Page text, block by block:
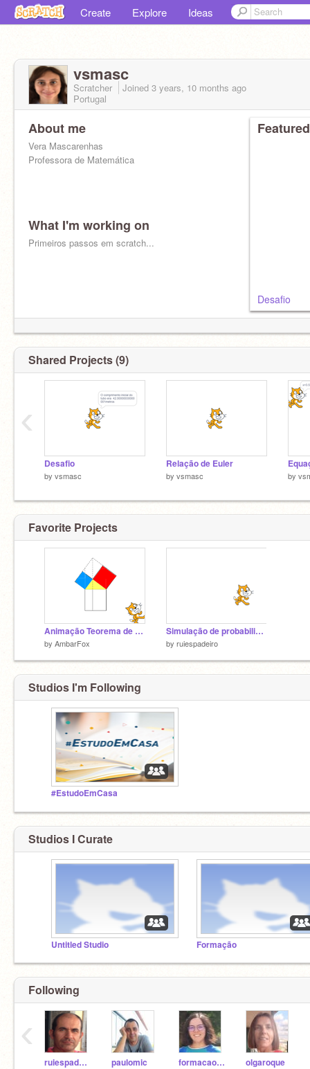
Create Explore Ideas
vsmasc
Scratcher Joined 3 years, 10 months ago
Portugal
About me
Vera Mascarenhas
Professora de Matemática
What I'm working on
Primeiros passos em scratch...
Desafio
Shared Projects (9)
Desafio
by vsmasc
Relação de Euler
by vsmasc by
‹
Favorite Projects
Animação Teorema de Pitagoras
by AmbarFox
Simulação de probabilidade
by ruiespadeiro
Studios I'm Following
#EstudoEmCasa
Studios I Curate
Untitled Studio Formação
Following
ruiespadeiro paulomic formacao_sara olgaroque
‹